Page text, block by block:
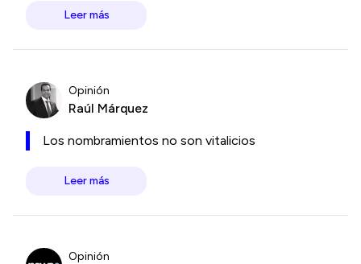
Leer más
Opinión
Raúl Márquez
Los nombramientos no son vitalicios
Leer más
Opinión